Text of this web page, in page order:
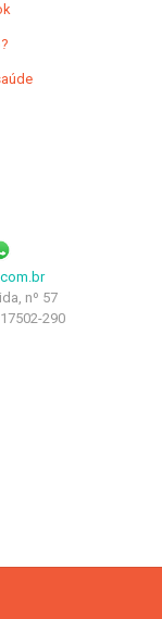
nº 57
290